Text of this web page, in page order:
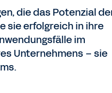
die das Potenzial
sie erfolgreich in ihre
im
Unternehmens – sie